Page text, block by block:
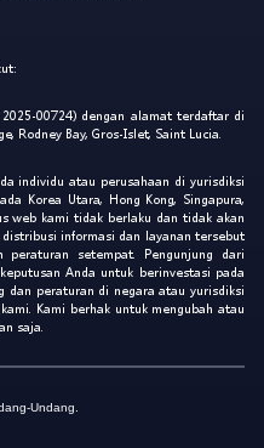
00724) dengan alamat terdaftar di
Rodney Bay, Gros-Islet, Saint Lucia.
individu atau perusahaan di yurisdiksi
Korea Utara, Hong Kong, Singapura,
web kami tidak berlaku dan tidak akan
informasi dan layanan tersebut
peraturan setempat. Pengunjung dari
Anda untuk berinvestasi pada
dan peraturan di negara atau yurisdiksi
Kami berhak untuk mengubah atau
saja.
Undang.